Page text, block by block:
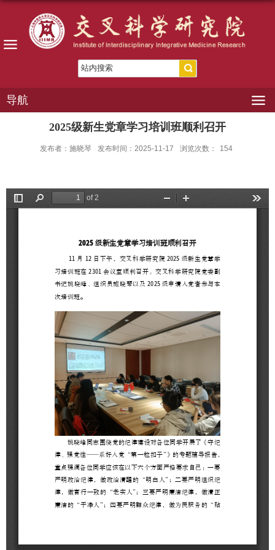
导航
2025级新生党章学习培训班顺利召开
发布者：施晓琴 发布时间：2025-11-17 浏览次数： 154